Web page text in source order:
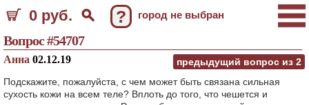
0 руб. ? город не выбран
Вопрос #54707
предыдущий вопрос из 2
Анна 02.12.19
Подскажите, пожалуйста, с чем может быть связана сильная
сухость кожи на всем теле? Вплоть до того, что чешется и